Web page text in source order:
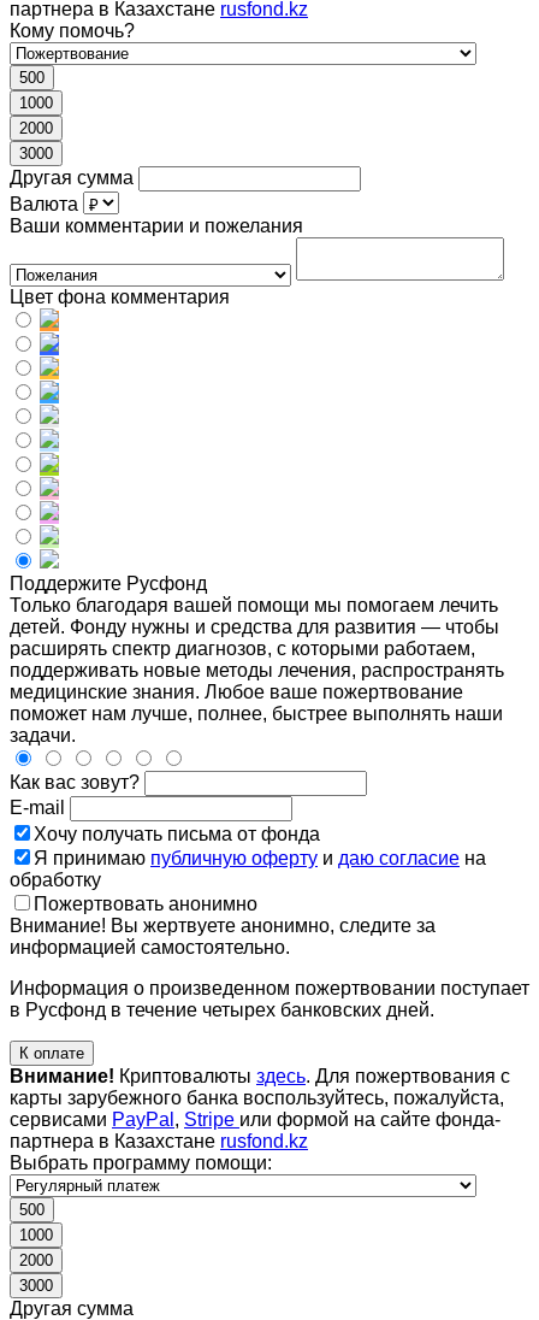
партнера в Казахстане rusfond.kz
Кому помочь?
500
1000
2000
3000
Другая сумма
Валюта
Ваши комментарии и пожелания
Цвет фона комментария
Поддержите Русфонд
Только благодаря вашей помощи мы помогаем лечить
детей. Фонду нужны и средства для развития — чтобы
расширять спектр диагнозов, с которыми работаем,
поддерживать новые методы лечения, распространять
медицинские знания. Любое ваше пожертвование
поможет нам лучше, полнее, быстрее выполнять наши
задачи.
Как вас зовут?
E-mail
Хочу получать письма от фонда
Я принимаю публичную оферту и даю согласие на
обработку
Пожертвовать анонимно
Внимание! Вы жертвуете анонимно, следите за
информацией самостоятельно.
Информация о произведенном пожертвовании поступает
в Русфонд в течение четырех банковских дней.
К оплате
Внимание! Криптовалюты здесь. Для пожертвования с
карты зарубежного банка воспользуйтесь, пожалуйста,
сервисами PayPal , Stripe или формой на сайте фонда-
партнера в Казахстане rusfond.kz
Выбрать программу помощи:
500
1000
2000
3000
Другая сумма